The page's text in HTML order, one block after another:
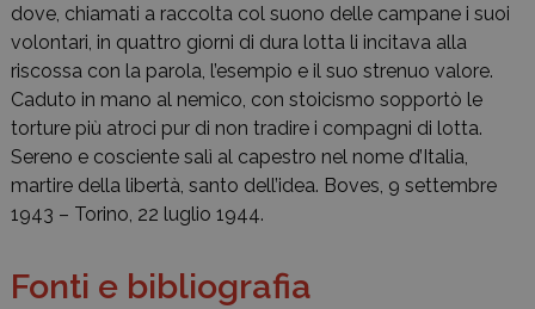
dove, chiamati a raccolta col suono delle campane i suoi
volontari, in quattro giorni di dura lotta li incitava alla
riscossa con la parola, l’esempio e il suo strenuo valore.
Caduto in mano al nemico, con stoicismo sopportò le
torture più atroci pur di non tradire i compagni di lotta.
Sereno e cosciente salì al capestro nel nome d’Italia,
martire della libertà, santo dell’idea. Boves, 9 settembre
1943 – Torino, 22 luglio 1944.
Fonti e bibliografia